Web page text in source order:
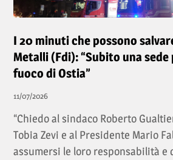
I 20 minuti che possono
Metalli (Fdi): “Subito una
fuoco di Ostia”
11/07/2026
“Chiedo al sindaco Roberto
Tobia Zevi e al Presidente Mario
assumersi le loro responsabilità e